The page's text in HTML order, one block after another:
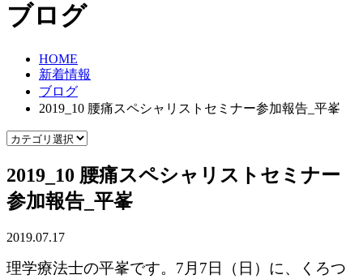
ブログ
HOME
新着情報
ブログ
2019_10 腰痛スペシャリストセミナー参加報告_平峯
2019_10 腰痛スペシャリストセミナー
参加報告_平峯
2019.07.17
理学療法士の平峯です。7月7日（日）に、くろつ